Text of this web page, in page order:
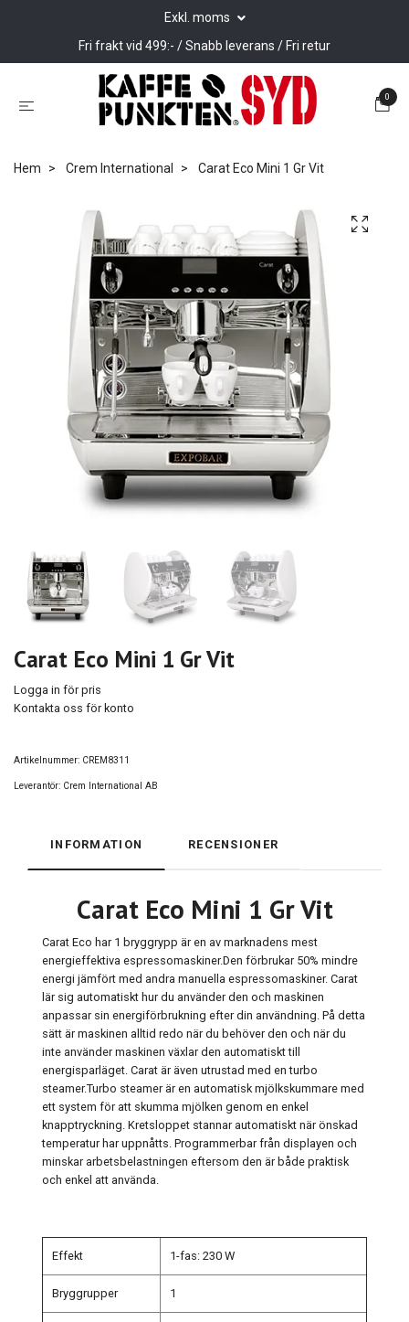
Exkl. moms
Fri frakt vid 499:- / Snabb leverans / Fri retur
0
Hem Crem International Carat Eco Mini 1 Gr Vit
Carat Eco Mini 1 Gr Vit
Logga in för pris
Kontakta oss för konto
Artikelnummer: CREM8311
Leverantör: Crem International AB
INFORMATION RECENSIONER
Carat Eco Mini 1 Gr Vit
Carat Eco har 1 bryggrypp är en av marknadens mest
energieffektiva espressomaskiner.Den förbrukar 50% mindre
energi jämfört med andra manuella espressomaskiner. Carat
lär sig automatiskt hur du använder den och maskinen
anpassar sin energiförbrukning efter din användning. På detta
sätt är maskinen alltid redo när du behöver den och när du
inte använder maskinen växlar den automatiskt till
energisparläget. Carat är även utrustad med en turbo
steamer.Turbo steamer är en automatisk mjölkskummare med
ett system för att skumma mjölken genom en enkel
knapptryckning. Kretsloppet stannar automatiskt när önskad
temperatur har uppnåtts. Programmerbar från displayen och
minskar arbetsbelastningen eftersom den är både praktisk
och enkel att använda.
Effekt 1-fas: 230 W
Bryggrupper 1